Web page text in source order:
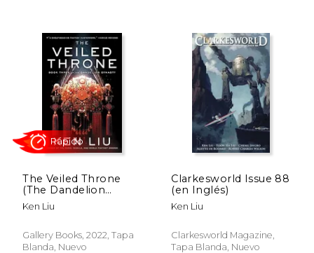
Rápido Rápido
The Veiled Throne
(The Dandelion
Dynasty #3) (en
Inglés)
Ken Liu
Gallery Books, 2022, Tapa
Blanda, Nuevo
Clarkesworld Issue 88
(en Inglés)
Ken Liu
Clarkesworld Magazine,
Tapa Blanda, Nuevo